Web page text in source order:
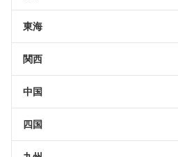
東海
関西
中国
四国